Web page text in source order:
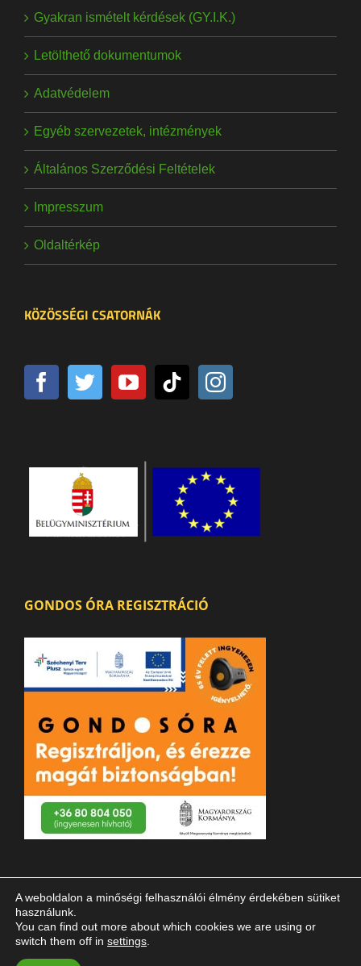
Gyakran ismételt kérdések (GY.I.K.)
Letölthető dokumentumok
Adatvédelem
Egyéb szervezetek, intézmények
Általános Szerződési Feltételek
Impresszum
Oldaltérkép
KÖZÖSSÉGI CSATORNÁK
GONDOS ÓRA REGISZTRÁCIÓ
© 2023 Magyar Vakok és Gyengénlátók Országos Szövetsége
A weboldalon a minőségi felhasználói élmény érdekében sütiket
használunk.
You can find out more about which cookies we are using or
switch them off in settings